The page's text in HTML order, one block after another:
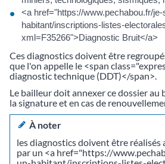
<a href="https://www.pechabou.fr/
habitant/inscriptions-listes-
xml=F35266">Diagnostic Bruit</a>
Ces diagnostics doivent être
que l'on appelle le <span
diagnostic technique (DDT)</span>.
Le bailleur doit annexer ce dossier au
la signature et en cas de
À noter
les diagnostics doivent être réalisés
par un <a href="https://